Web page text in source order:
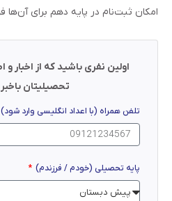
امکان ثبت‌نام در پایه دهم برای آن‌ها
اولین نفری باشید که از اخبار و
تحصیلیتان
تلفن همراه (با اعداد انگلیسی وارد شود)
پایه تحصیلی (خودم / فرزندم)